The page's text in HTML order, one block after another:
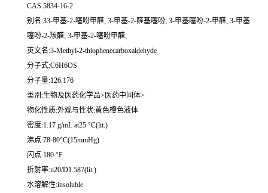
CAS:5834-16-2
别名:33-甲基-2-噻吩甲醛; 3-甲基-2-醛基噻吩; 3-甲基噻吩-2-甲醛; 3-甲基
噻吩-2-羰醛; 3-甲基-2-噻吩甲醛;
英文名:3-Methyl-2-thiophenecarboxaldehyde
分子式:C6H6OS
分子量:126.176
类别:生物及医药化学品>医药中间体>
物化性质:外观与性状:黄色橙色液体
密度:1.17 g/mL at25 °C(lit.)
沸点:78-80°C(15mmHg)
闪点:180 °F
折射率:n20/D1.587(lit.)
水溶解性:insoluble